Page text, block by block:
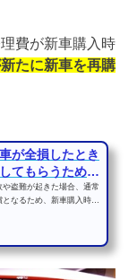
費が新車購入時
たに新車を再購
が全損したとき
てもらうための
盗難が起きた場合、通常
なるため、新車購入時の